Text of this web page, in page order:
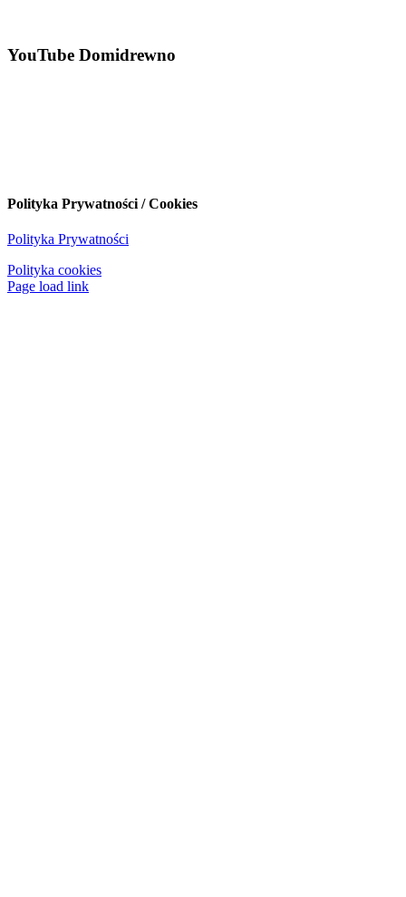
YouTube Domidrewno
Polityka Prywatności / Cookies
Polityka Prywatności
Polityka cookies
Page load link